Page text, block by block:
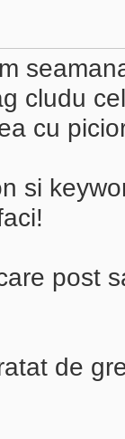
cludu
cu
si
post
de